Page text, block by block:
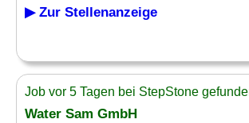
▶ Zur Stellenanzeige
Job vor 5 Tagen bei StepStone
Water Sam GmbH